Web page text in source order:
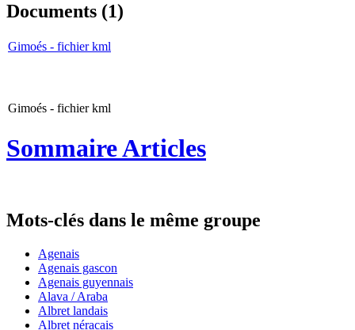
Documents (1)
Gimoés - fichier kml
Gimoés - fichier kml
Sommaire Articles
Mots-clés dans le même groupe
Agenais
Agenais gascon
Agenais guyennais
Alava / Araba
Albret landais
Albret néracais